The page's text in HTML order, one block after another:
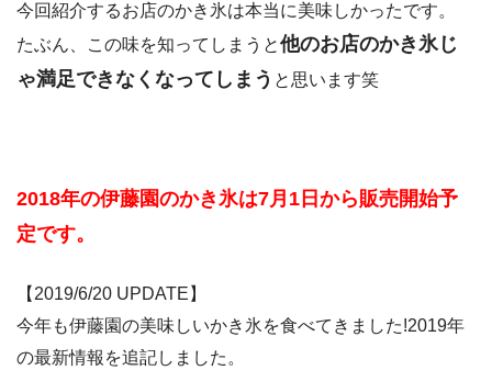
今回紹介するお店のかき氷は本当に美味しかったです。
たぶん、この味を知ってしまうと他のお店のかき氷じ
ゃ満足できなくなってしまう と思います笑
2018年の伊藤園のかき氷は7月1日から販売開始予
定です。
【2019/6/20 UPDATE】
今年も伊藤園の美味しいかき氷を食べてきました!2019年
の最新情報を追記しました。